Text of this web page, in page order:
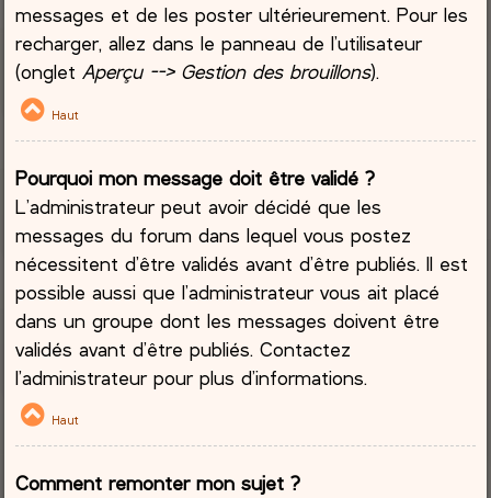
messages et de les poster ultérieurement. Pour les
recharger, allez dans le panneau de l’utilisateur
(ongletAperçu --> Gestion des brouillons).
Haut
Pourquoi mon message doit être validé ?
L’administrateur peut avoir décidé que les
messages du forum dans lequel vous postez
nécessitent d’être validés avant d’être publiés. Il est
possible aussi que l’administrateur vous ait placé
dans un groupe dont les messages doivent être
validés avant d’être publiés. Contactez
l’administrateur pour plus d’informations.
Haut
Comment remonter mon sujet ?